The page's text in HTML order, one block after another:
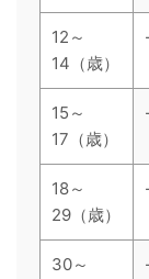
12～
14（歳）
15～
17（歳）
18～
29（歳）
30～